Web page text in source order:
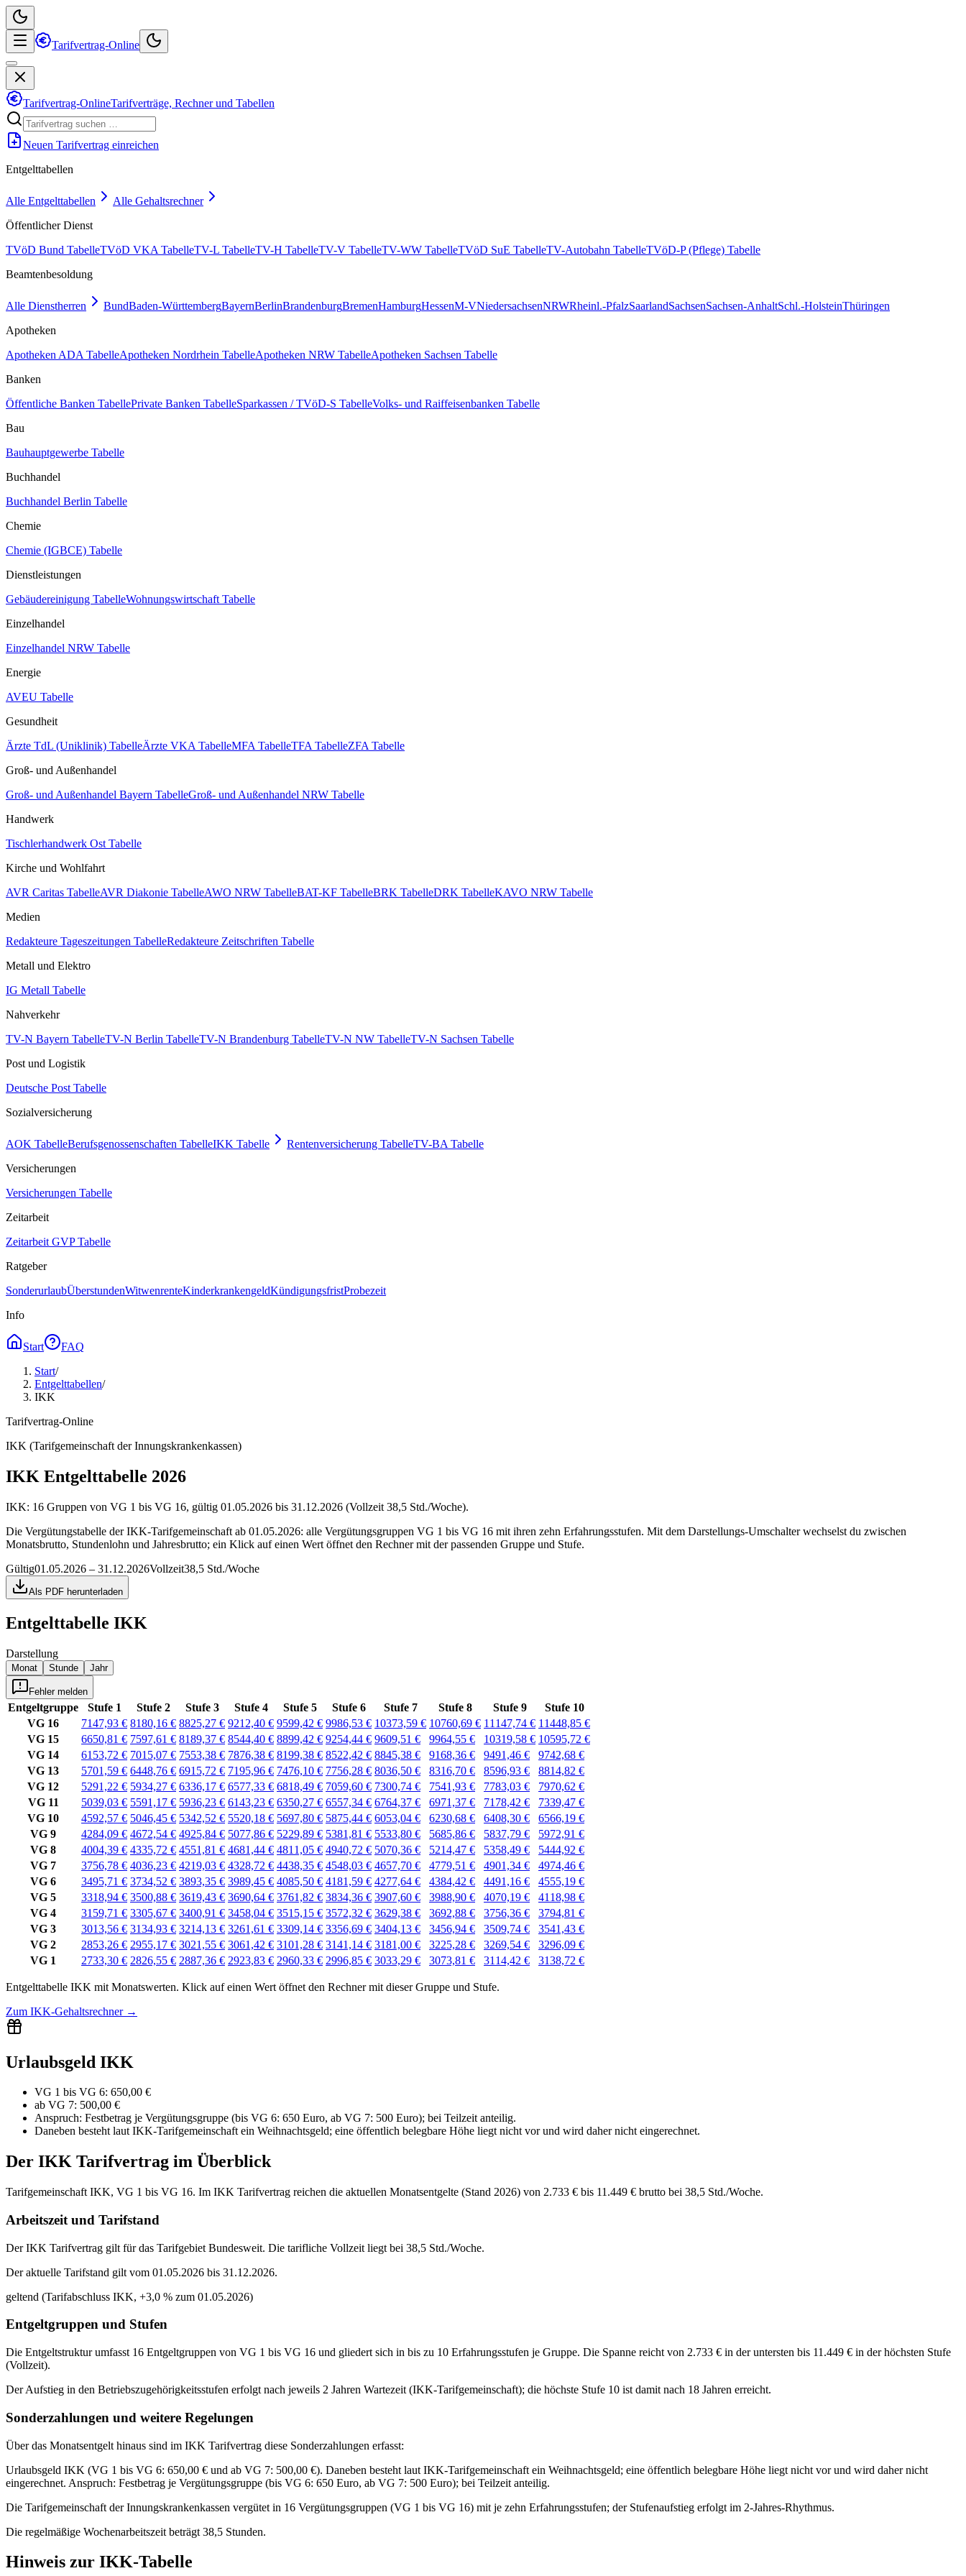
Tarifvertrag-Online
Tarifvertrag-OnlineTarifverträge, Rechner und Tabellen
Neuen Tarifvertrag einreichen
Entgelttabellen
Alle Entgelttabellen
Alle Gehaltsrechner
Öffentlicher Dienst
TVöD Bund TabelleTVöD VKA TabelleTV-L TabelleTV-H TabelleTV-V TabelleTV-WW TabelleTVöD SuE TabelleTV-Autobahn TabelleTVöD-P (Pflege) Tabelle
Beamtenbesoldung
Alle Dienstherren BundBaden-WürttembergBayernBerlinBrandenburgBremenHamburgHessenM-VNiedersachsenNRWRheinl.-PfalzSaarlandSachsenSachsen-AnhaltSchl.-HolsteinThüringen
Apotheken
Apotheken ADA TabelleApotheken Nordrhein TabelleApotheken NRW TabelleApotheken Sachsen Tabelle
Banken
Öffentliche Banken TabellePrivate Banken TabelleSparkassen / TVöD-S TabelleVolks- und Raiffeisenbanken Tabelle
Bau
Bauhauptgewerbe Tabelle
Buchhandel
Buchhandel Berlin Tabelle
Chemie
Chemie (IGBCE) Tabelle
Dienstleistungen
Gebäudereinigung TabelleWohnungswirtschaft Tabelle
Einzelhandel
Einzelhandel NRW Tabelle
Energie
AVEU Tabelle
Gesundheit
Ärzte TdL (Uniklinik) TabelleÄrzte VKA TabelleMFA TabelleTFA TabelleZFA Tabelle
Groß- und Außenhandel
Groß- und Außenhandel Bayern TabelleGroß- und Außenhandel NRW Tabelle
Handwerk
Tischlerhandwerk Ost Tabelle
Kirche und Wohlfahrt
AVR Caritas TabelleAVR Diakonie TabelleAWO NRW TabelleBAT-KF TabelleBRK TabelleDRK TabelleKAVO NRW Tabelle
Medien
Redakteure Tageszeitungen TabelleRedakteure Zeitschriften Tabelle
Metall und Elektro
IG Metall Tabelle
Nahverkehr
TV-N Bayern TabelleTV-N Berlin TabelleTV-N Brandenburg TabelleTV-N NW TabelleTV-N Sachsen Tabelle
Post und Logistik
Deutsche Post Tabelle
Sozialversicherung
AOK TabelleBerufsgenossenschaften TabelleIKK Tabelle Rentenversicherung TabelleTV-BA Tabelle
Versicherungen
Versicherungen Tabelle
Zeitarbeit
Zeitarbeit GVP Tabelle
Ratgeber
SonderurlaubÜberstundenWitwenrenteKinderkrankengeldKündigungsfristProbezeit
Info
Start
FAQ
Start/
Entgelttabellen/
IKK
Tarifvertrag-Online
IKK (Tarifgemeinschaft der Innungskrankenkassen)
IKK Entgelttabelle 2026
IKK: 16 Gruppen von VG 1 bis VG 16, gültig 01.05.2026 bis 31.12.2026 (Vollzeit 38,5 Std./Woche).
Die Vergütungstabelle der IKK-Tarifgemeinschaft ab 01.05.2026: alle Vergütungsgruppen VG 1 bis VG 16 mit ihren zehn Erfahrungsstufen. Mit dem Darstellungs-Umschalter wechselst du zwischen
Monatsbrutto, Stundenlohn und Jahresbrutto; ein Klick auf einen Wert öffnet den Rechner mit der passenden Gruppe und Stufe.
Gültig01.05.2026 – 31.12.2026Vollzeit38,5 Std./Woche
Als PDF herunterladen
Entgelttabelle IKK
Darstellung
Monat Stunde Jahr
Fehler melden
Entgeltgruppe Stufe 1 Stufe 2 Stufe 3 Stufe 4 Stufe 5 Stufe 6 Stufe 7 Stufe 8 Stufe 9
Stufe 10
VG 16
7147,93 € 8180,16 € 8825,27 € 9212,40 € 9599,42 € 9986,53 € 10373,59 € 10760,69 € 11147,74 € 11448,85 €
VG 15
6650,81 € 7597,61 € 8189,37 € 8544,40 € 8899,42 € 9254,44 € 9609,51 € 9964,55 € 10319,58 € 10595,72 €
VG 14
6153,72 € 7015,07 € 7553,38 € 7876,38 € 8199,38 € 8522,42 € 8845,38 € 9168,36 € 9491,46 €
9742,68 €
VG 13
5701,59 € 6448,76 € 6915,72 € 7195,96 € 7476,10 € 7756,28 € 8036,50 € 8316,70 € 8596,93 €
8814,82 €
VG 12
5291,22 € 5934,27 € 6336,17 € 6577,33 € 6818,49 € 7059,60 € 7300,74 € 7541,93 € 7783,03 €
7970,62 €
VG 11
5039,03 € 5591,17 € 5936,23 € 6143,23 € 6350,27 € 6557,34 € 6764,37 € 6971,37 € 7178,42 €
7339,47 €
VG 10
4592,57 € 5046,45 € 5342,52 € 5520,18 € 5697,80 € 5875,44 € 6053,04 € 6230,68 € 6408,30 €
6566,19 €
VG 9
4284,09 € 4672,54 € 4925,84 € 5077,86 € 5229,89 € 5381,81 € 5533,80 € 5685,86 € 5837,79 €
5972,91 €
VG 8
4004,39 € 4335,72 € 4551,81 € 4681,44 € 4811,05 € 4940,72 € 5070,36 € 5214,47 € 5358,49 €
5444,92 €
VG 7
3756,78 € 4036,23 € 4219,03 € 4328,72 € 4438,35 € 4548,03 € 4657,70 € 4779,51 € 4901,34 €
4974,46 €
VG 6
3495,71 € 3734,52 € 3893,35 € 3989,45 € 4085,50 € 4181,59 € 4277,64 € 4384,42 € 4491,16 €
4555,19 €
VG 5
3318,94 € 3500,88 € 3619,43 € 3690,64 € 3761,82 € 3834,36 € 3907,60 € 3988,90 € 4070,19 €
4118,98 €
VG 4
3159,71 € 3305,67 € 3400,91 € 3458,04 € 3515,15 € 3572,32 € 3629,38 € 3692,88 € 3756,36 €
3794,81 €
VG 3
3013,56 € 3134,93 € 3214,13 € 3261,61 € 3309,14 € 3356,69 € 3404,13 € 3456,94 € 3509,74 €
3541,43 €
VG 2
2853,26 € 2955,17 € 3021,55 € 3061,42 € 3101,28 € 3141,14 € 3181,00 € 3225,28 € 3269,54 €
3296,09 €
VG 1
2733,30 € 2826,55 € 2887,36 € 2923,83 € 2960,33 € 2996,85 € 3033,29 € 3073,81 € 3114,42 € 3138,72 €
Entgelttabelle IKK mit Monatswerten. Klick auf einen Wert öffnet den Rechner mit dieser Gruppe und Stufe.
Zum IKK-Gehaltsrechner→
Urlaubsgeld IKK
VG 1 bis VG 6: 650,00 €
ab VG 7: 500,00 €
Anspruch: Festbetrag je Vergütungsgruppe (bis VG 6: 650 Euro, ab VG 7: 500 Euro); bei Teilzeit anteilig.
Daneben besteht laut IKK-Tarifgemeinschaft ein Weihnachtsgeld; eine öffentlich belegbare Höhe liegt nicht vor und wird daher nicht eingerechnet.
Der IKK Tarifvertrag im Überblick
Tarifgemeinschaft IKK, VG 1 bis VG 16. Im IKK Tarifvertrag reichen die aktuellen Monatsentgelte (Stand 2026) von 2.733 € bis 11.449 € brutto bei 38,5 Std./Woche.
Arbeitszeit und Tarifstand
Der IKK Tarifvertrag gilt für das Tarifgebiet Bundesweit. Die tarifliche Vollzeit liegt bei 38,5 Std./Woche.
Der aktuelle Tarifstand gilt vom 01.05.2026 bis 31.12.2026.
geltend (Tarifabschluss IKK, +3,0 % zum 01.05.2026)
Entgeltgruppen und Stufen
Die Entgeltstruktur umfasst 16 Entgeltgruppen von VG 1 bis VG 16 und gliedert sich in bis zu 10 Erfahrungsstufen je Gruppe. Die Spanne reicht von 2.733 € in der untersten bis 11.449 € in der höchsten Stufe
(Vollzeit).
Der Aufstieg in den Betriebszugehörigkeitsstufen erfolgt nach jeweils 2 Jahren Wartezeit (IKK-Tarifgemeinschaft); die höchste Stufe 10 ist damit nach 18 Jahren erreicht.
Sonderzahlungen und weitere Regelungen
Über das Monatsentgelt hinaus sind im IKK Tarifvertrag diese Sonderzahlungen erfasst:
Urlaubsgeld IKK (VG 1 bis VG 6: 650,00 € und ab VG 7: 500,00 €). Daneben besteht laut IKK-Tarifgemeinschaft ein Weihnachtsgeld; eine öffentlich belegbare Höhe liegt nicht vor und wird daher nicht
eingerechnet. Anspruch: Festbetrag je Vergütungsgruppe (bis VG 6: 650 Euro, ab VG 7: 500 Euro); bei Teilzeit anteilig.
Die Tarifgemeinschaft der Innungskrankenkassen vergütet in 16 Vergütungsgruppen (VG 1 bis VG 16) mit je zehn Erfahrungsstufen; der Stufenaufstieg erfolgt im 2-Jahres-Rhythmus.
Die regelmäßige Wochenarbeitszeit beträgt 38,5 Stunden.
Hinweis zur IKK-Tabelle